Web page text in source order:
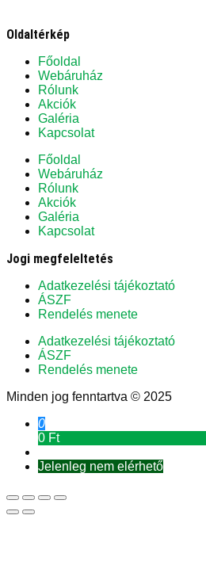
Oldaltérkép
Főoldal
Webáruház
Rólunk
Akciók
Galéria
Kapcsolat
Főoldal
Webáruház
Rólunk
Akciók
Galéria
Kapcsolat
Jogi megfeleltetés
Adatkezelési tájékoztató
ÁSZF
Rendelés menete
Adatkezelési tájékoztató
ÁSZF
Rendelés menete
Minden jog fenntartva © 2025
0
0 Ft
Jelenleg nem elérhető